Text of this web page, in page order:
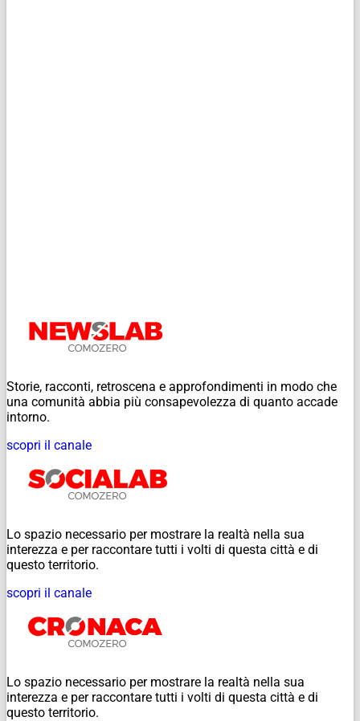
Storie, racconti, retroscena e approfondimenti in modo che
una comunità abbia più consapevolezza di quanto accade
intorno.
scopri il canale
Lo spazio necessario per mostrare la realtà nella sua
interezza e per raccontare tutti i volti di questa città e di
questo territorio.
scopri il canale
Lo spazio necessario per mostrare la realtà nella sua
interezza e per raccontare tutti i volti di questa città e di
questo territorio.